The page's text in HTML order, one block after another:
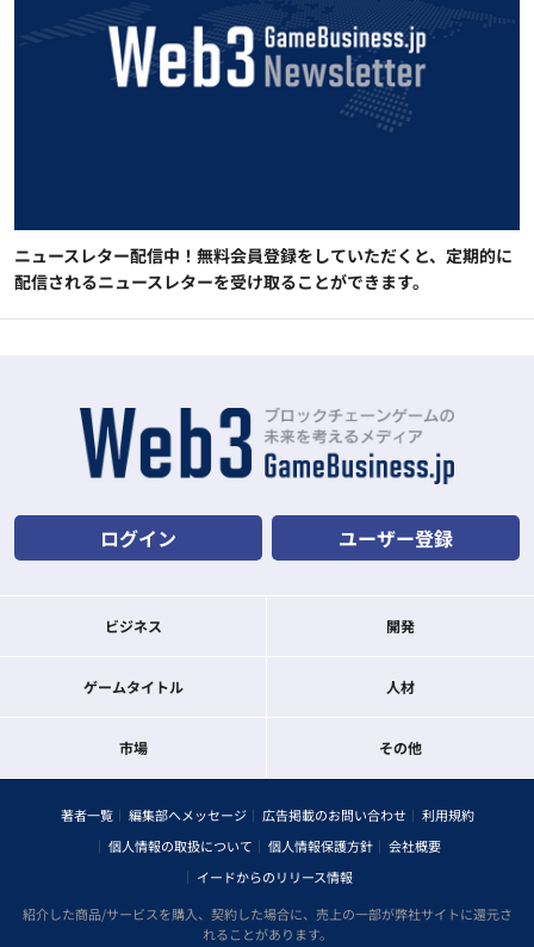
ニュースレター配信中！無料会員登録をしていただくと、定期的に
配信されるニュースレターを受け取ることができます。
ログイン ユーザー登録
ビジネス 開発
ゲームタイトル 人材
市場 その他
著者一覧 編集部へメッセージ 広告掲載のお問い合わせ
利用規約
個人情報の取扱について
個人情報保護方針
会社概要
イードからのリリース情報
紹介した商品/サービスを購入、契約した場合に、売上の一部が弊社サイトに還元さ
れることがあります。